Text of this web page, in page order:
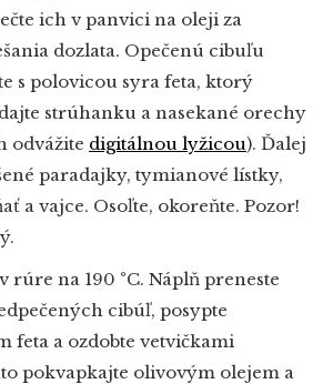
ich v panvici na oleji za
dozlata. Opečenú cibuľu
s polovicou syra feta, ktorý
strúhanku a nasekané orechy
odvážite digitálnou lyžicou). Ďalej
paradajky, tymianové lístky,
a vajce. Osoľte, okoreňte. Pozor!
rúre na 190 °C. Náplň preneste
cibúľ, posypte
feta a ozdobte vetvičkami
pokvapkajte olivovým olejem a